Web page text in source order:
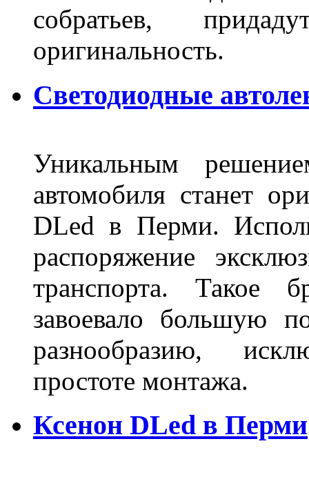
собратьев,
оригинальность.
Светодиодные
Уникальным
автомобиля станет
DLed в Перми.
распоряжение
транспорта. Такое
завоевало большую
разнообразию,
простоте монтажа.
Ксенон DLed в Перми